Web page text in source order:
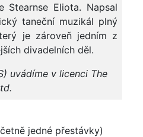
Stearnse Eliota. Napsal
taneční muzikál plný
je zároveň jedním z
divadelních děl.
uvádíme v licenci The
jedné přestávky)